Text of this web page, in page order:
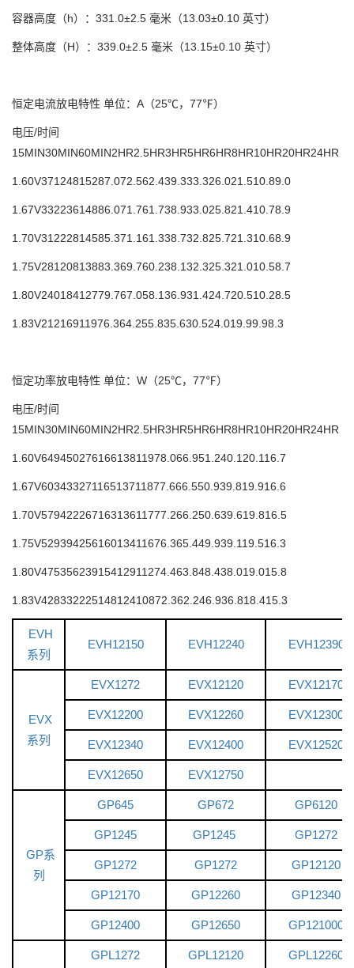
容器高度（h）： 331.0±2.5 毫米（13.03±0.10 英寸）
整体高度（H）： 339.0±2.5 毫米（13.15±0.10 英寸）
恒定电流放电特性 单位：A（25℃，77℉）
电压/时间
15MIN30MIN60MIN2HR2.5HR3HR5HR6HR8HR10HR20HR24HR
1.60V371 24815287.072.562.439.333.326.021.510.89.0
1.67V33223614886.071.761.738.933.025.821.410.78.9
1.70V31222814585.371.161.338.732.825.721.310.68.9
1.75V281 20813883.369.760.238.132.325.321.010.58.7
1.80V24018412779.767.058.136.931.424.720.510.28.5
1.83V21216911976.364.255.835.630.524.019.99.98.3
恒定功率放电特性 单位：W（25℃，77℉）
电压/时间
15MIN30MIN60MIN2HR2.5HR3HR5HR6HR8HR10HR20HR24HR
1.60V64945027616613811978.066.951.240.1 20.116.7
1.67V60343327116513711877.666.550.939.819.916.6
1.70V57942226716313611777.266.250.639.619.816.5
1.75V52939425616013411676.365.449.939.119.516.3
1.80V47535623915412911274.463.848.438.019.015.8
1.83V42833222514812410872.362.246.936.818.415.3
EVH
系列
EVH12150 EVH12240 EVH12390
EVX
系列
EVX1272 EVX12120 EVX12170
EVX12200 EVX12260 EVX12300
EVX12340 EVX12400 EVX12520
EVX12650 EVX12750
GP系
列
GP645 GP672 GP6120
GP1245 GP1245 GP1272
GP1272 GP1272 GP12120
GP12170 GP12260 GP12340
GP12400 GP12650 GP121000
GPL1272 GPL12120 GPL12260